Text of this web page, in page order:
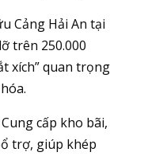
Cảng Hải An tại
trên 250.000
xích” quan trọng
cấp kho bãi,
trợ, giúp khép